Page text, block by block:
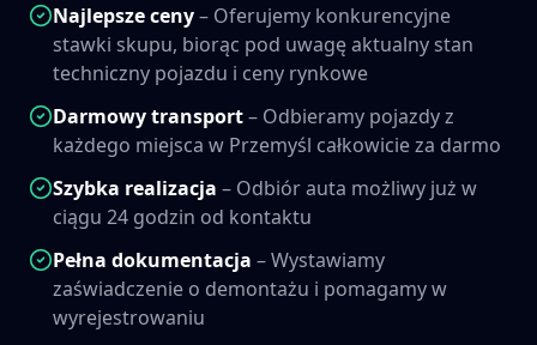
Najlepsze ceny– Oferujemy konkurencyjne
stawki skupu, biorąc pod uwagę aktualny stan
techniczny pojazdu i ceny rynkowe
Darmowy transport– Odbieramy pojazdy z
każdego miejsca w Przemyśl całkowicie za darmo
Szybka realizacja – Odbiór auta możliwy już w
ciągu 24 godzin od kontaktu
Pełna dokumentacja – Wystawiamy
zaświadczenie o demontażu i pomagamy w
wyrejestrowaniu